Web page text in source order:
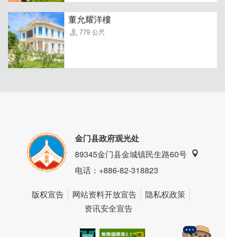
你/你也有关於梦想的故事吗？欢迎有空来珠山娜一家坐
坐，让我们一起构思下个故事的开端吧！来去"娜一家"古厝
董允耀洋樓
779 公尺
金门县政府观光处
89345金门县金城镇民生路60号
电话：+886-82-318823
版权宣告 网站资料开放宣告
隐私权政策
资讯安全宣告